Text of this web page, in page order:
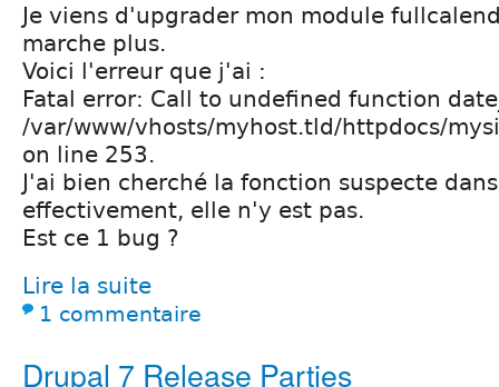
Je viens d'upgrader mon module
marche plus.
Voici l'erreur que j'ai :
Fatal error: Call to undefined function
/var/www/vhosts/myhost.tld/httpdocs/
on line 253.
J'ai bien cherché la fonction suspecte
effectivement, elle n'y est pas.
Est ce 1 bug ?
Lire la suite
1 commentaire
Drupal 7 Release Parties